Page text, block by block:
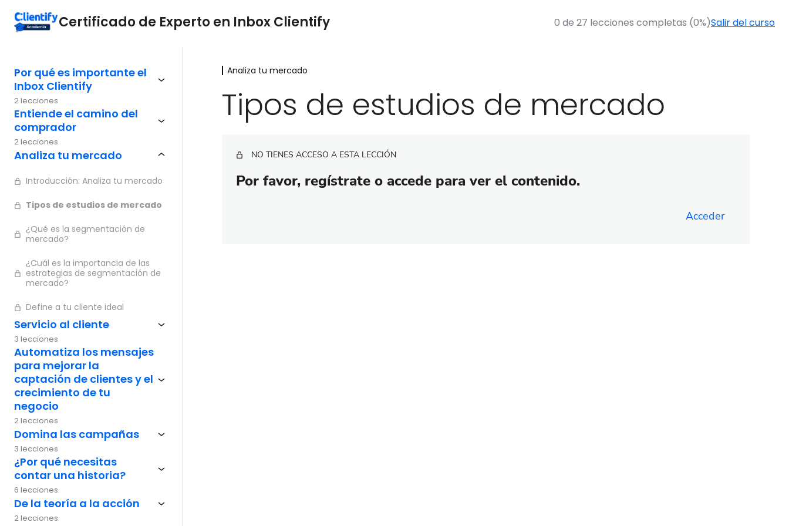
Certificado de Experto en Inbox Clientify 0 de 27 lecciones completas (0%)Salir del curso
Por qué es importante el
Inbox Clientify
2 lecciones
Entiende el camino del
comprador
2 lecciones
Analiza tu mercado
Introducción: Analiza tu mercado
Tipos de estudios de mercado
¿Qué es la segmentación de
mercado?
¿Cuál es la importancia de las
estrategias de segmentación de
mercado?
Define a tu cliente ideal
Servicio al cliente
3 lecciones
Automatiza los mensajes
para mejorar la
captación de clientes y el
crecimiento de tu
negocio
2 lecciones
Domina las campañas
3 lecciones
¿Por qué necesitas
contar una historia?
6 lecciones
De la teoría a la acción
2 lecciones
Analiza tu mercado
Tipos de estudios de mercado
NO TIENES ACCESO A ESTA LECCIÓN
Por favor, regístrate o accede para ver el contenido.
Acceder